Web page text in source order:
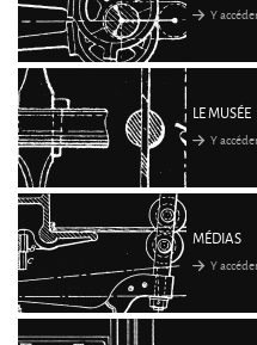
Y
LE MUSÉE
Y
MÉDIAS
Y